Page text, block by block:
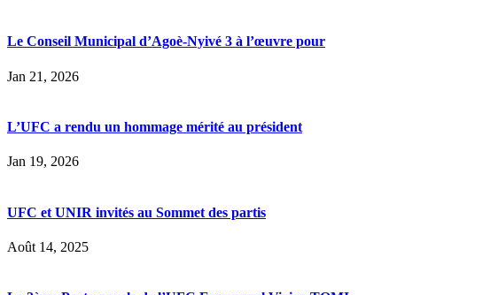
Le Conseil Municipal d’Agoè-Nyivé 3 à l’œuvre pour
Jan 21, 2026
L’UFC a rendu un hommage mérité au président
Jan 19, 2026
UFC et UNIR invités au Sommet des partis
Août 14, 2025